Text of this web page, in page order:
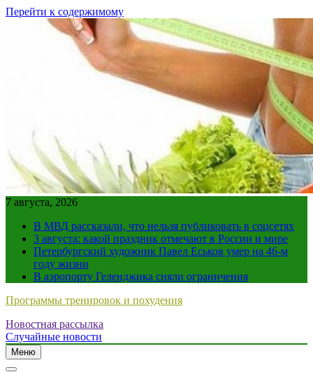
Перейти к содержимому
7 августа, 2026
В МВД рассказали, что нельзя публиковать в соцсетях
3 августа: какой праздник отмечают в России и мире
Петербургский художник Павел Еськов умер на 46-м
году жизни
В аэропорту Геленджика сняли ограничения
Программы тренировок и похудения
Новостная рассылка
Случайные новости
Меню